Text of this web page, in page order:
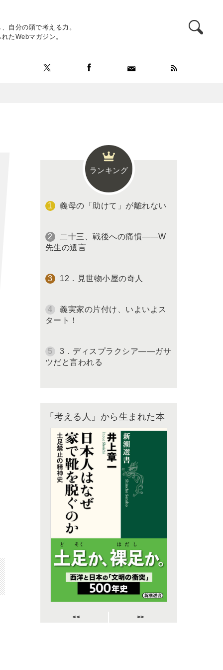
自分の頭で考える力。
たWebマガジン。
ランキング
義母の「助けて」が離れない
二十三、戦後への痛憤――W
先生の遺言
12．見世物小屋の奇人
義実家の片付け、いよいよス
タート！
3．ディスプラクシア――ガサ
ツだと言われる
「考える人」から生まれた本
<< >>